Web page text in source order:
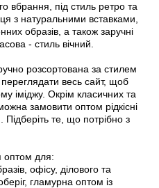
вбрання, під стиль ретро та
з натуральними вставками,
образів, а також заручні
- стиль вічний.
розсортована за стилем
весь сайт, щоб
іміджу. Окрім класичних та
замовити оптом рідкісні
Підберіть те, що потрібно з
оптом для:
офісу, ділового та
гламурна оптом із